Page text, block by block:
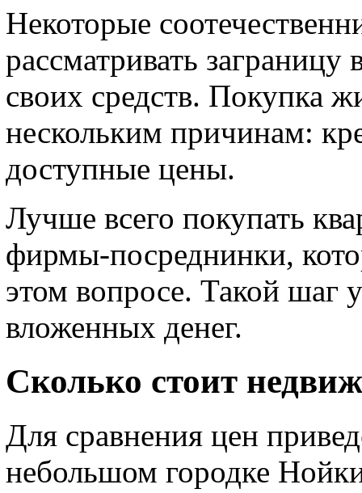
Некоторые
рассматривать заграницу
своих средств. Покупка
нескольким причинам:
доступные цены.
Лучше всего покупать
фирмы-посреднинки,
этом вопросе. Такой шаг
вложенных денег.
Сколько стоит
Для сравнения цен
небольшом городке